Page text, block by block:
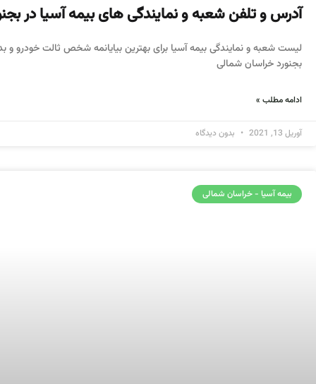
آدرس و تلفن شعبه و نمایندگی های بیمه آسیا در
لیست شعبه و نمایندگی بیمه آسیا برای بهترین بیایانمه شخص ثالت خودرو و
بجنورد خراسان شمالی
ادامه مطلب »
آوریل 13, 2021 بدون دیدگاه
بیمه آسیا - خراسان شمالی